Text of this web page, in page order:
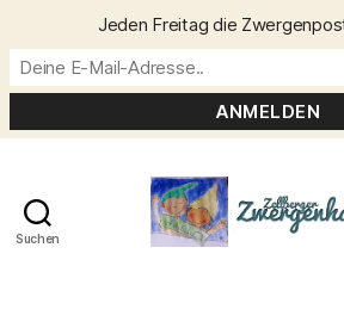
Suchen
Jeden Freitag die